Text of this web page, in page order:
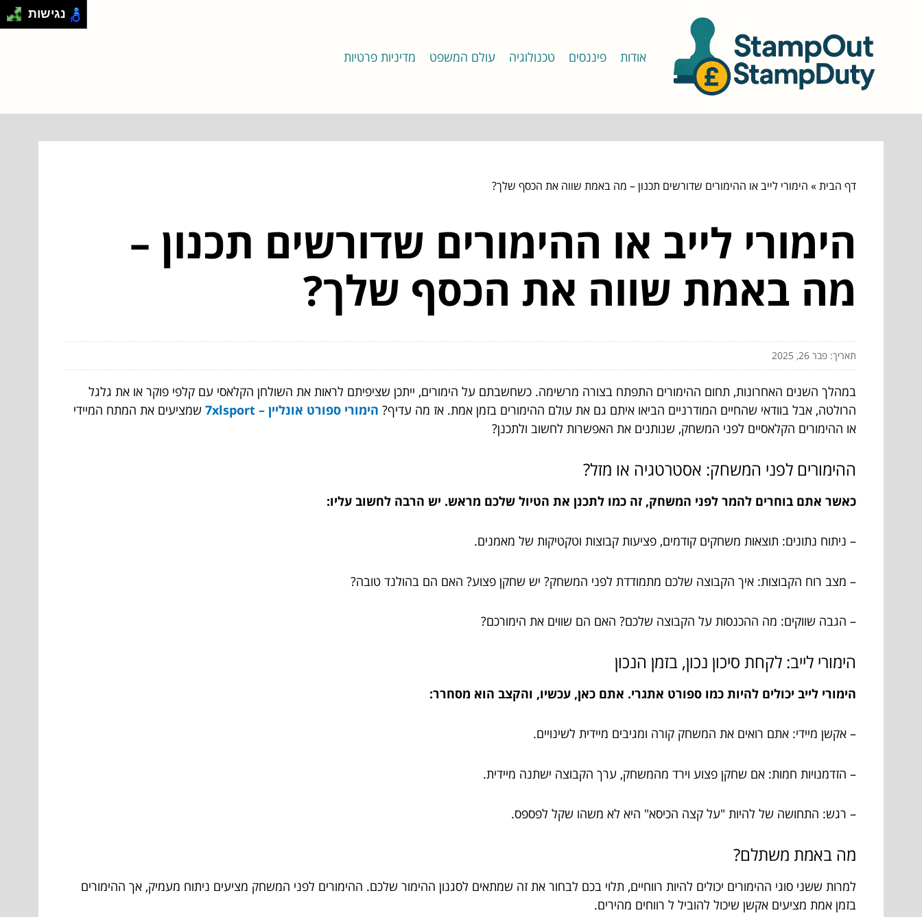
אודות פיננסים טכנולוגיה עולם המשפט מדיניות פרטיות
דף הבית» הימורי לייב או ההימורים שדורשים תכנון – מה באמת שווה את הכסף שלך?
הימורי לייב או ההימורים שדורשים תכנון –
מה באמת שווה את הכסף שלך?
תאריך: פבר 26, 2025
במהלך השנים האחרונות, תחום ההימורים התפתח בצורה מרשימה. כשחשבתם על הימורים, ייתכן שציפיתם לראות את השולחן הקלאסי עם קלפי פוקר או את גלגל
הרולטה, אבל בוודאי שהחיים המודרניים הביאו איתם גם את עולם ההימורים בזמן אמת. אז מה עדיף? הימורי ספורט אונליין – 7xlsport
שמציעים את המתח המיידי
או ההימורים הקלאסיים לפני המשחק, שנותנים את האפשרות לחשוב ולתכנן?
ההימורים לפני המשחק: אסטרטגיה או מזל?
כאשר אתם בוחרים להמר לפני המשחק, זה כמו לתכנן את הטיול שלכם מראש. יש הרבה לחשוב עליו:
– ניתוח נתונים: תוצאות משחקים קודמים, פציעות קבוצות וטקטיקות של מאמנים.
– מצב רוח הקבוצות: איך הקבוצה שלכם מתמודדת לפני המשחק? יש שחקן פצוע? האם הם בהולנד טובה?
– הגבה שווקים: מה ההכנסות על הקבוצה שלכם? האם הם שווים את הימורכם?
הימורי לייב: לקחת סיכון נכון, בזמן הנכון
הימורי לייב יכולים להיות כמו ספורט אתגרי. אתם כאן, עכשיו, והקצב הוא מסחרר:
– אקשן מיידי: אתם רואים את המשחק קורה ומגיבים מיידית לשינויים.
– הזדמנויות חמות: אם שחקן פצוע וירד מהמשחק, ערך הקבוצה ישתנה מיידית.
– רגש: התחושה של להיות "על קצה הכיסא" היא לא משהו שקל לפספס.
מה באמת משתלם?
למרות ששני סוגי ההימורים יכולים להיות רווחיים, תלוי בכם לבחור את זה שמתאים לסגנון ההימור שלכם. ההימורים לפני המשחק מציעים ניתוח מעמיק, אך ההימורים
בזמן אמת מציעים אקשן שיכול להוביל ל רווחים מהירים.
נגישות